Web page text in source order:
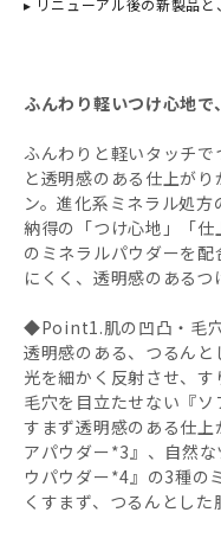
▸ リニューアル後の新製品
ふんわり軽いつけ心地
ふんわりと軽いタッチ
と透明感のある仕上が
ン。進化系ミネラル処方
納得の「つけ心地」「
のミネラルパウダーを
にくく、透明感のあるつ
◆Point1.肌の凹凸・毛穴
透明感のある、つるんと
光を細かく反射させ、す
毛穴を目立たせない『
すまず透明感のある仕上
アパウダー*3』、自然
ウパウダー*4』の3種の
くすまず、つるんとした